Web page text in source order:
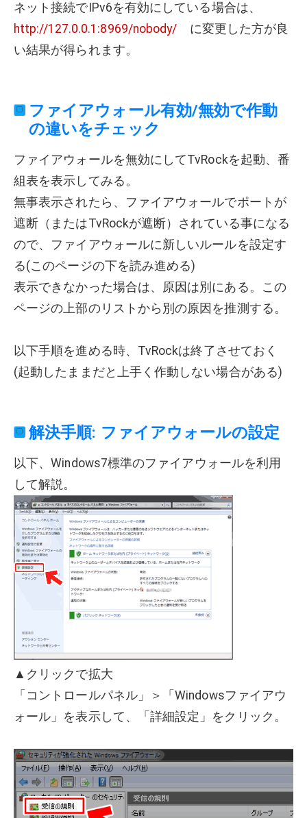
ネット接続でIPv6を有効にしている場合は、
http://127.0.0.1:8969/nobody/ に変更した方が良
い結果が得られます。
ファイアウォール有効/無効で作動
の違いをチェック
ファイアウォールを無効にしてTvRockを起動、番
組表を表示してみる。
無事表示されたら、ファイアウォールでポートが
遮断（またはTvRockが遮断）されている事になる
ので、ファイアウォールに新しいルールを設定す
る(このページの下を読み進める)
表示できなかった場合は、原因は別にある。この
ページの上部のリストから別の原因を推測する。
以下手順を進める時、TvRockは終了させておく
(起動したままだと上手く作動しない場合がある)
解決手順: ファイアウォールの設定
以下、Windows7標準のファイアウォールを利用
して解説。
▲クリックで拡大
「コントロールパネル」＞「Windowsファイアウ
ォール」を表示して、「詳細設定」をクリック。